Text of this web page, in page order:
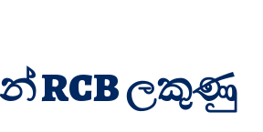
RCB ලකුණු